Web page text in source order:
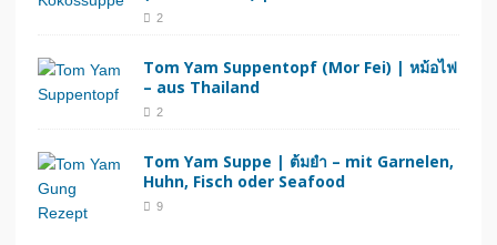
2
Tom Yam Suppentopf (Mor Fei) | หม้อไฟ
– aus Thailand
2
Tom Yam Suppe | ต้มยำ – mit Garnelen,
Huhn, Fisch oder Seafood
9